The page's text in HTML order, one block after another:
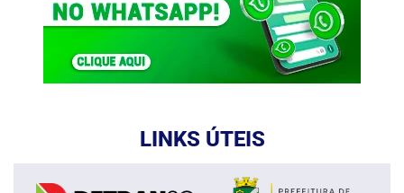
LINKS ÚTEIS